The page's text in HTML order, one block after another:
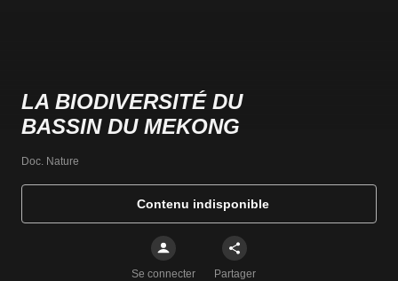
LA BIODIVERSITÉ DU
BASSIN DU MEKONG
Doc. Nature
Contenu indisponible
Se connecter Partager